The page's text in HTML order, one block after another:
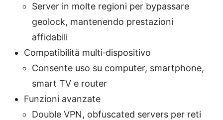
Server in molte regioni per bypassare
geolock, mantenendo prestazioni
affidabili
Compatibilità multi‑dispositivo
Consente uso su computer, smartphone,
smart TV e router
Funzioni avanzate
Double VPN, obfuscated servers per reti